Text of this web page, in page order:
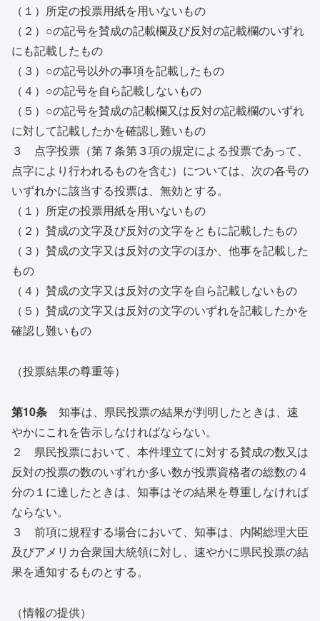
（１）所定の投票用紙を用いないもの
（２）○の記号を賛成の記載欄及び反対の記載欄のいずれ
にも記載したもの
（３）○の記号以外の事項を記載したもの
（４）○の記号を自ら記載しないもの
（５）○の記号を賛成の記載欄又は反対の記載欄のいずれ
に対して記載したかを確認し難いもの
３ 点字投票（第７条第３項の規定による投票であって、
点字により行われるものを含む）については、次の各号の
いずれかに該当する投票は、無効とする。
（１）所定の投票用紙を用いないもの
（２）賛成の文字及び反対の文字をともに記載したもの
（３）賛成の文字又は反対の文字のほか、他事を記載した
もの
（４）賛成の文字又は反対の文字を自ら記載しないもの
（５）賛成の文字又は反対の文字のいずれを記載したかを
確認し難いもの
（投票結果の尊重等）
第10条 知事は、県民投票の結果が判明したときは、速
やかにこれを告示しなければならない。
２ 県民投票において、本件埋立てに対する賛成の数又は
反対の投票の数のいずれか多い数が投票資格者の総数の４
分の１に達したときは、知事はその結果を尊重しなければ
ならない。
３ 前項に規程する場合において、知事は、内閣総理大臣
及びアメリカ合衆国大統領に対し、速やかに県民投票の結
果を通知するものとする。
（情報の提供）